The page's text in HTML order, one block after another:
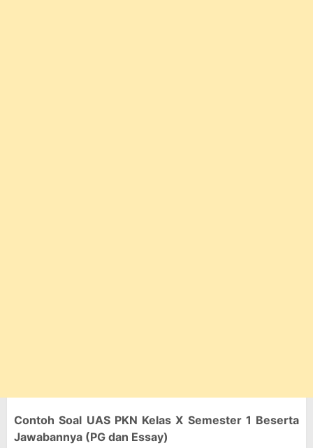
Contoh Soal UAS PKN Kelas X Semester 1 Beserta
Jawabannya (PG dan Essay)